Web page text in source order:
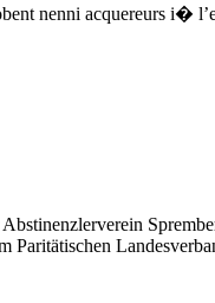
nenni acquereurs i�
Paritätischen